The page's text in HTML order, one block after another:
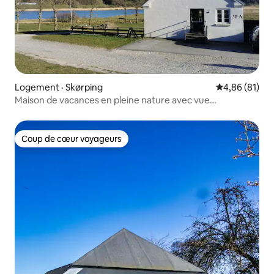
Logement · Skørping Note
4,86 (81)
Maison de vacances en pleine nature avec vue
Coup de cœur voyageurs
Coup de cœur voyageurs